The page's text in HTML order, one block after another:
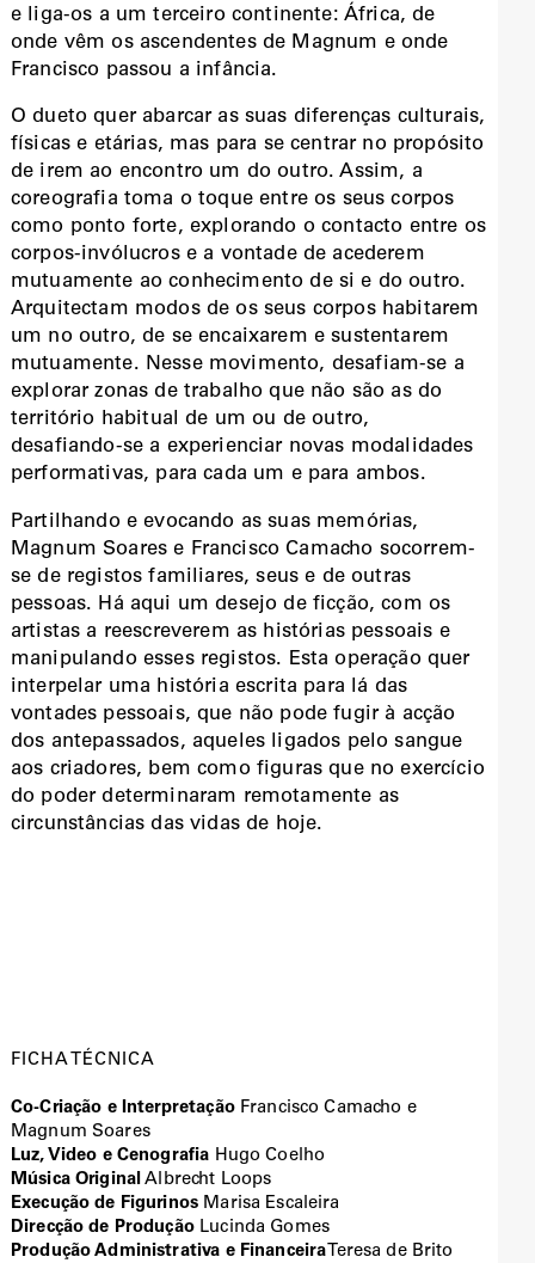
e liga-os a um terceiro continente: África, de
onde vêm os ascendentes de Magnum e onde
Francisco passou a infância.
O dueto quer abarcar as suas diferenças culturais,
físicas e etárias, mas para se centrar no propósito
de irem ao encontro um do outro. Assim, a
coreografia toma o toque entre os seus corpos
como ponto forte, explorando o contacto entre os
corpos-invólucros e a vontade de acederem
mutuamente ao conhecimento de si e do outro.
Arquitectam modos de os seus corpos habitarem
um no outro, de se encaixarem e sustentarem
mutuamente. Nesse movimento, desafiam-se a
explorar zonas de trabalho que não são as do
território habitual de um ou de outro,
desafiando-se a experienciar novas modalidades
performativas, para cada um e para ambos.
Partilhando e evocando as suas memórias,
Magnum Soares e Francisco Camacho socorrem-
se de registos familiares, seus e de outras
pessoas. Há aqui um desejo de ficção, com os
artistas a reescreverem as histórias pessoais e
manipulando esses registos. Esta operação quer
interpelar uma história escrita para lá das
vontades pessoais, que não pode fugir à acção
dos antepassados, aqueles ligados pelo sangue
aos criadores, bem como figuras que no exercício
do poder determinaram remotamente as
circunstâncias das vidas de hoje.
FICHA TÉCNICA
Co-Criação e Interpretação Francisco Camacho e
Magnum Soares
Luz, Video e Cenografia Hugo Coelho
Música Original Albrecht Loops
Execução de Figurinos Marisa Escaleira
Direcção de ProduçãoLucinda Gomes
Produção Administrativa e Financeira Teresa de Brito